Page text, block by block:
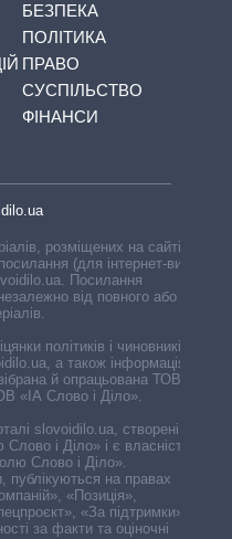
БЕЗПЕКА
ПОЛІТИКА
ПРАВО
СУСПІЛЬСТВО
ФІНАНСИ
розміщених на сайті,
(для інтернет-видань
Посилання
від повного або
політиків і чиновників,
а також інформація про
й опрацьована ТОВ «ІА
«ІА Слово і Діло».
slovoidilo.ua, створені ГО
і Діло» і є власністю
Слово і Діло».
публікуються на правах
«Позиція»,
«За підтримки».
за факти та оціночні